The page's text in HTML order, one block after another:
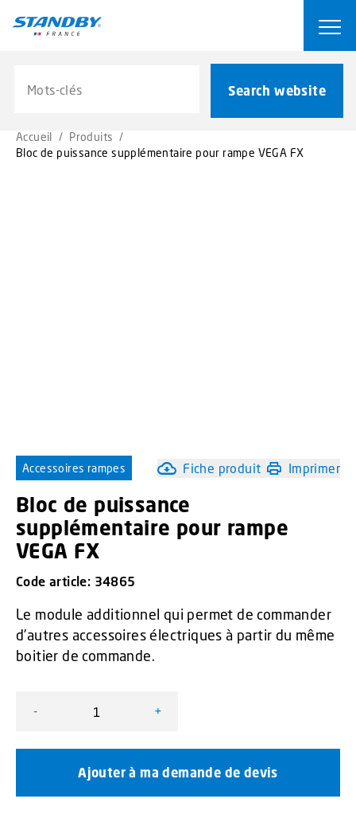
k
a
i
Search website
Accueil / Produits /
Bloc de puissance supplémentaire pour rampe VEGA FX
Accessoires rampes Fiche produit Imprimer
Bloc de puissance
supplémentaire pour rampe
VEGA FX
Code article: 34865
Le module additionnel qui permet de commander
d’autres accessoires électriques à partir du même
boitier de commande.
-
quantité de Bloc de puissance supplémentaire pour
+
Ajouter à ma demande de devis